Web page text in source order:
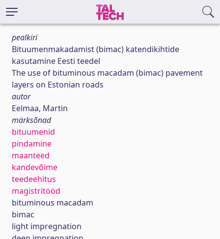
pealkiri
Bituumenmakadamist (bimac) katendikihtide
kasutamine Eesti teedel
The use of bituminous macadam (bimac) pavement
layers on Estonian roads
autor
Eelmaa, Martin
märksõnad
bituumenid
pindamine
maanteed
kandevõime
teedeehitus
magistritööd
bituminous macadam
bimac
light impregnation